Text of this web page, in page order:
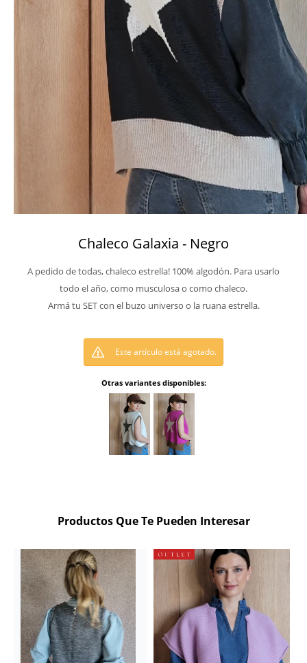
Chaleco Galaxia - Negro
A pedido de todas, chaleco estrella! 100% algodón. Para usarlo
todo el año, como musculosa o como chaleco.
Armá tu SET con el buzo universo o la ruana estrella.
Este artículo está agotado.
Otras variantes disponibles:
Productos Que Te Pueden Interesar